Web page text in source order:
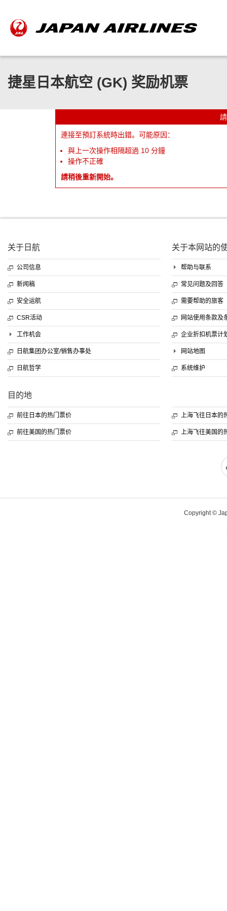
捷星日本航空 (GK) 奖励机票
連接至預訂系統時出錯。可能原因：
與上一次操作相隔超過 10 分鐘
操作不正確
請稍後重新開始。
关于日航
公司信息
新闻稿
安全运航
CSR活动
工作机会
日航集团办公室/销售办事处
日航哲学
关于本网站的
帮助与联系
常见问题及回答
需要帮助的旅客
网站使用条款及
企业折扣机票计
网站地图
系统维护
目的地
前往日本的热门票价
前往美国的热门票价
上海飞往日本的
上海飞往美国的
Copyright ©